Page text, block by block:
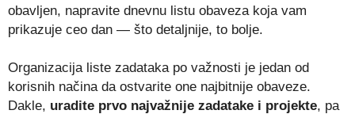
obavljen, napravite dnevnu listu obaveza koja vam
prikazuje ceo dan — što detaljnije, to bolje.
Organizacija liste zadataka po važnosti je jedan od
korisnih načina da ostvarite one najbitnije obaveze.
Dakle, uradite prvo najvažnije zadatake i projekte, pa